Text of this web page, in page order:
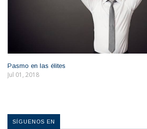
Pasmo en las élites
Jul 01, 2018
SÍGUENOS EN